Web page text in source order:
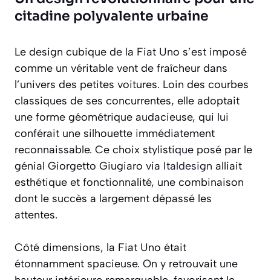
citadine polyvalente urbaine
Le design cubique de la Fiat Uno s’est imposé
comme un véritable vent de fraîcheur dans
l’univers des petites voitures. Loin des courbes
classiques de ses concurrentes, elle adoptait
une forme géométrique audacieuse, qui lui
conférait une silhouette immédiatement
reconnaissable. Ce choix stylistique posé par le
génial Giorgetto Giugiaro via Italdesign alliait
esthétique et fonctionnalité, une combinaison
dont le succès a largement dépassé les
attentes.
Côté dimensions, la Fiat Uno était
étonnamment spacieuse. On y retrouvait une